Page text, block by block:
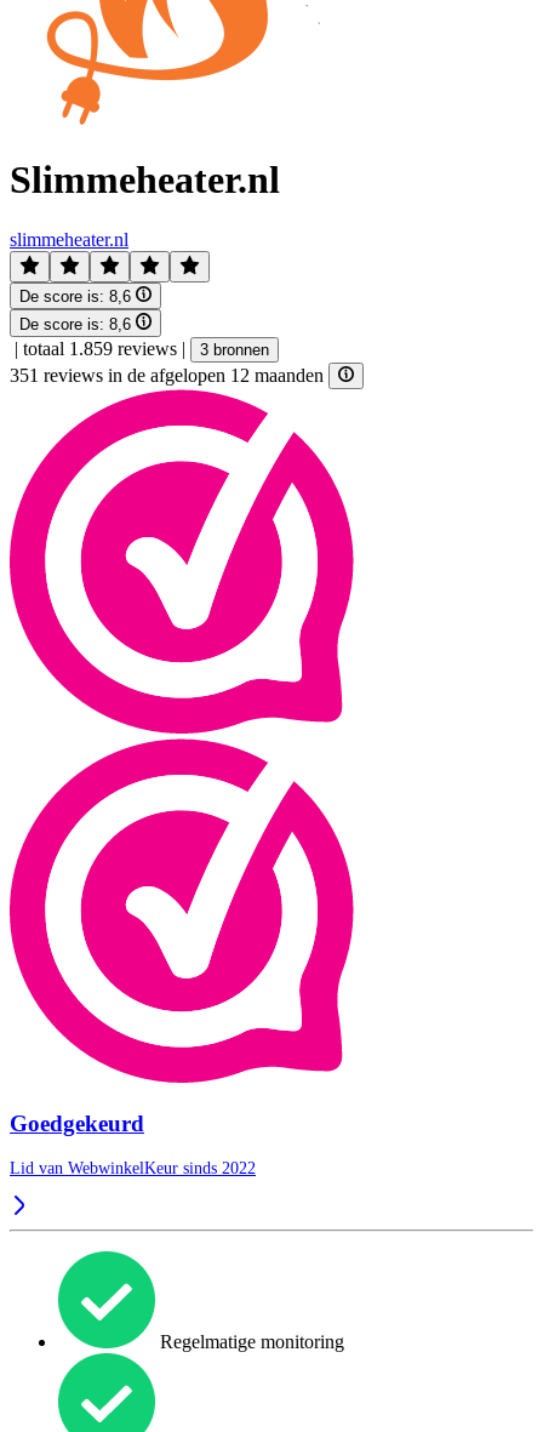
Slimmeheater.nl
slimmeheater.nl
De score is: 8,6
De score is: 8,6
| totaal 1.859 reviews | 3 bronnen
351 reviews in de afgelopen 12 maanden
Goedgekeurd
Lid van WebwinkelKeur sinds 2022
Regelmatige monitoring